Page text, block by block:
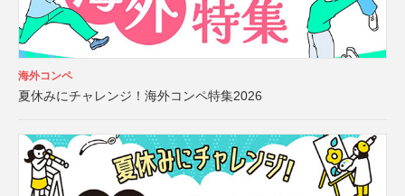
海外コンペ
夏休みにチャレンジ！海外コンペ特集2026